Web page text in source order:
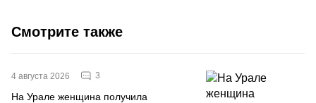
Смотрите также
4 августа 2026 3
На Урале женщина получила